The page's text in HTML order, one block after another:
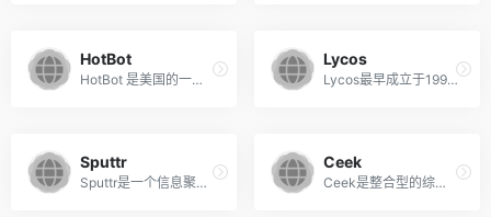
HotBot
HotBot 是美国的一个搜索引擎新秀，曾获多个杂志及媒体的奖项。其特点在于它的界面组织和丰富的检索功能。它提供了直观的图形化检索菜单，除了能够检索网页外，还提供域名检索、新闻搜索、新闻讨论组等等检索服务。此外，用户哈可以通过下拉菜单创建复杂的布尔查询，或者按日期、地理区域和媒体类型进行限制性搜索。
Lycos
Lycos最早成立于1994年，由于2002年之后它在搜索引擎市场和门户网站上的地位分别被Google和Yahoo取代。几经易手，于2004年被韩国的Daum信息技术公司收购。
Sputtr
Sputtr是一个信息聚合搜索引擎，整合了多个流行的搜索引擎和社会化网络服务的搜索结果，采用全新简洁的搜索方式，用户可以通过Sputtr搜索网页、视频、音乐、照片、博客、新闻、图片、Ebay、亚马逊等。
Ceek
Ceek是整合型的综合日语搜索引擎，通过自己的算法，将来源于多个搜索引擎的数据整合为新的搜索结果。被其整合的包括Google、百度、360、即刻搜索等。